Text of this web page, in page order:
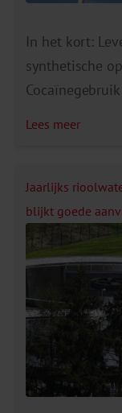
Jaarlijks
blijkt goede
In het kort:
synthetische
door nieuwe
steeds
gedeelde
‘Vandaag […]
Lees meer